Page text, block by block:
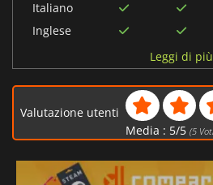
Italiano
Inglese
Leggi di più
Valutazione utenti
Media : 5/5 (5